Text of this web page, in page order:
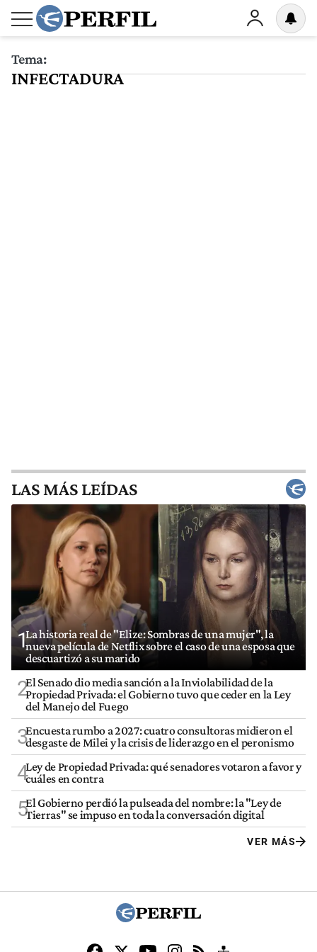
Tema:
INFECTADURA
LAS MÁS LEÍDAS
1La historia real de "Elize: Sombras de una mujer", la
nueva película de Netflix sobre el caso de una esposa que
descuartizó a su marido
2El Senado dio media sanción a la Inviolabilidad de la
Propiedad Privada: el Gobierno tuvo que ceder en la Ley
del Manejo del Fuego
3Encuesta rumbo a 2027: cuatro consultoras midieron el
desgaste de Milei y la crisis de liderazgo en el peronismo
4Ley de Propiedad Privada: qué senadores votaron a favor y
cuáles en contra
5El Gobierno perdió la pulseada del nombre: la "Ley de
Tierras" se impuso en toda la conversación digital
VER MÁS